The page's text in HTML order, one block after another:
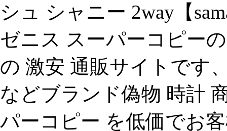
シュ シャニー 2way【
ゼニス スーパーコピー
の 激安 通販サイトです
などブランド偽物 時計
パーコピー を低価でお